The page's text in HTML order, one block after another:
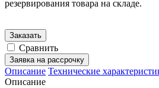
резервирования товара на складе.
Заказать
Сравнить
Заявка на рассрочку
Описание Технические
Описание